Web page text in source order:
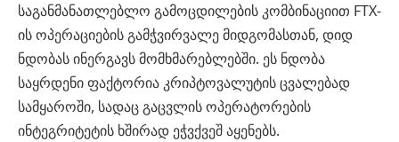
საგანმანათლებლო გამოცდილების კომბინაციით FTX-
ის ოპერაციების გამჭვირვალე მიდგომასთან, დიდ
ნდობას ინერგავს მომხმარებლებში. ეს ნდობა
საყრდენი ფაქტორია კრიპტოვალუტის ცვალებად
სამყაროში, სადაც გაცვლის ოპერატორების
ინტეგრიტეტის ხშირად ეჭვქვეშ აყენებს.